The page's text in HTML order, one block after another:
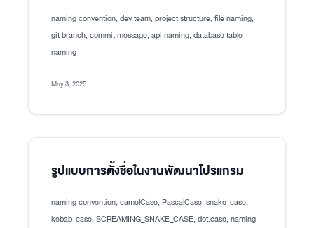
naming convention, dev team, project structure, file naming,
git branch, commit message, api naming, database table
naming
May 3, 2025
รูปแบบการตั้งชื่อในงานพัฒนาโปรแกรม
naming convention, camelCase, PascalCase, snake_case,
kebab-case, SCREAMING_SNAKE_CASE, dot.case, naming